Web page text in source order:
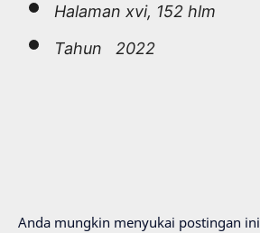
Halaman xvi, 152 hlm
Tahun 2022
Anda mungkin menyukai postingan ini